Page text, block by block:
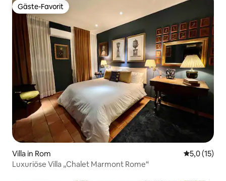
Gäste-Favorit
Gäste-Favorit
Villa in Rom
5,0 (15)
Luxuriöse Villa „Chalet Marmont Rome“